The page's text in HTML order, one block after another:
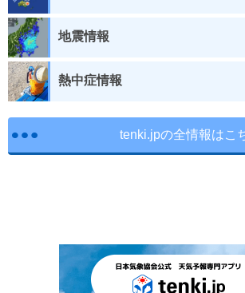
地震情報
熱中症情報
tenki.jpの全情報はこ